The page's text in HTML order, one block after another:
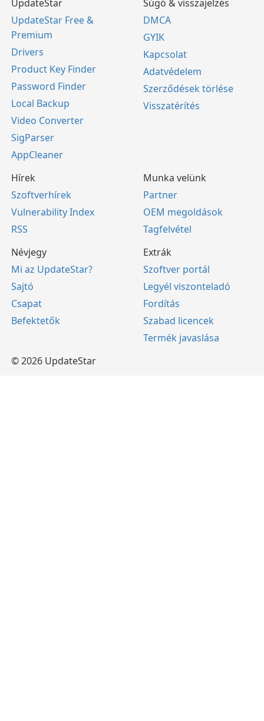
UpdateStar
UpdateStar Free &
Premium
Drivers
Product Key Finder
Password Finder
Local Backup
Video Converter
SigParser
AppCleaner
Súgó & visszajelzés
DMCA
GYIK
Kapcsolat
Adatvédelem
Szerződések törlése
Visszatérítés
Hírek
Szoftverhírek
Vulnerability Index
RSS
Munka velünk
Partner
OEM megoldások
Tagfelvétel
Névjegy
Mi az UpdateStar?
Sajtó
Csapat
Befektetők
Extrák
Szoftver portál
Legyél viszonteladó
Fordítás
Szabad licencek
Termék javaslása
© 2026 UpdateStar